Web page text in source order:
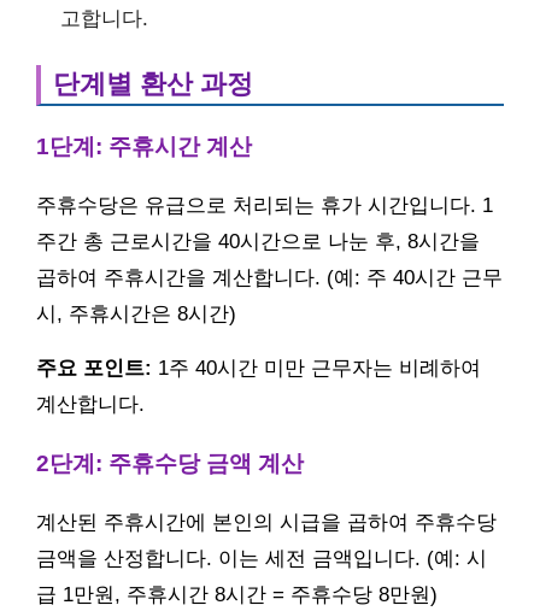
고합니다.
단계별 환산 과정
1단계: 주휴시간 계산
주휴수당은 유급으로 처리되는 휴가 시간입니다. 1
주간 총 근로시간을 40시간으로 나눈 후, 8시간을
곱하여 주휴시간을 계산합니다. (예: 주 40시간 근무
시, 주휴시간은 8시간)
주요 포인트: 1주 40시간 미만 근무자는 비례하여
계산합니다.
2단계: 주휴수당 금액 계산
계산된 주휴시간에 본인의 시급을 곱하여 주휴수당
금액을 산정합니다. 이는 세전 금액입니다. (예: 시
급 1만원, 주휴시간 8시간 = 주휴수당 8만원)